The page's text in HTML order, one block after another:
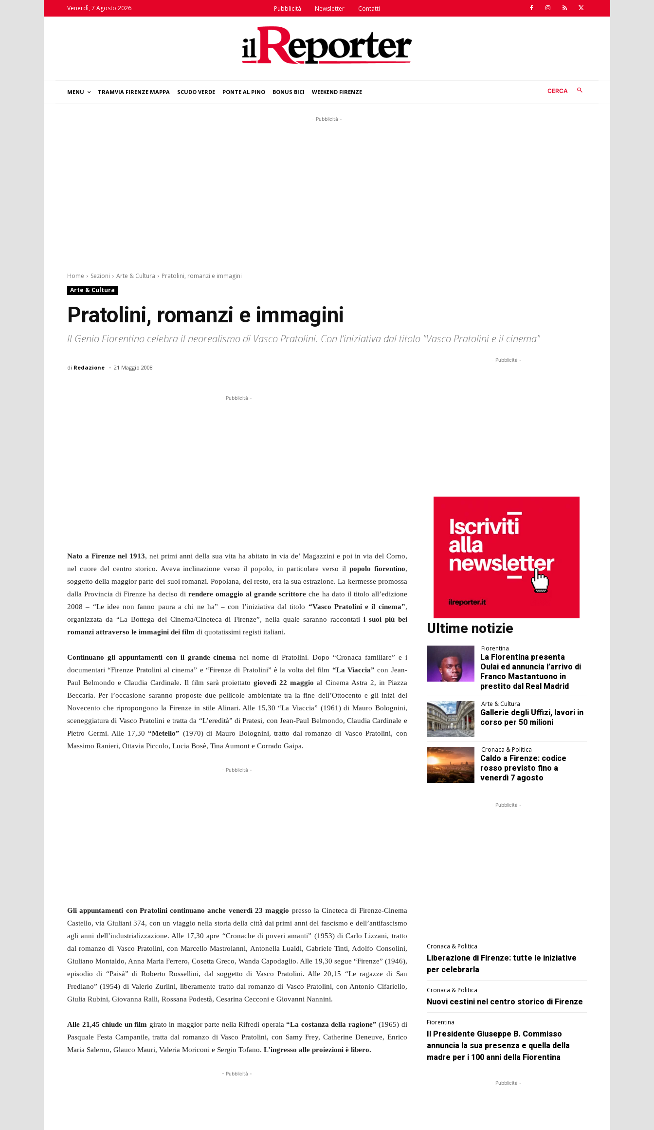
Venerdì, 7 Agosto 2026 Pubblicità Newsletter Contatti
MENU TRAMVIA FIRENZE MAPPA SCUDO VERDE PONTE AL PINO BONUS BICI WEEKEND FIRENZE CERCA
- Pubblicità -
Home Sezioni Arte & Cultura
Pratolini, romanzi e immagini
Arte & Cultura
Pratolini, romanzi e immagini
Il Genio Fiorentino celebra il neorealismo di Vasco Pratolini. Con l’iniziativa dal titolo "Vasco Pratolini e il cinema"
di Redazione - 21 Maggio 2008
- Pubblicità -
Nato a Firenze nel 1913, nei primi anni della sua vita ha abitato in via de’ Magazzini e poi in via del Corno,
nel cuore del centro storico. Aveva inclinazione verso il popolo, in particolare verso il popolo fiorentino,
soggetto della maggior parte dei suoi romanzi. Popolana, del resto, era la sua estrazione. La kermesse promossa
dalla Provincia di Firenze ha deciso direndere omaggio al grande scrittoreche ha dato il titolo all’edizione
2008 – “Le idee non fanno paura a chi ne ha” – con l’iniziativa dal titolo “Vasco Pratolini e il cinema”,
organizzata da “La Bottega del Cinema/Cineteca di Firenze”, nella quale saranno raccontati i suoi più bei
romanzi attraverso le immagini dei film di quotatissimi registi italiani.
Continuano gli appuntamenti con il grande cinema nel nome di Pratolini. Dopo “Cronaca familiare” e i
documentari “Firenze Pratolini al cinema” e “Firenze di Pratolini” è la volta del film “La Viaccia”con Jean-
Paul Belmondo e Claudia Cardinale. Il film sarà proiettatogiovedì 22 maggio al Cinema Astra 2, in Piazza
Beccaria. Per l’occasione saranno proposte due pellicole ambientate tra la fine dell’Ottocento e gli inizi del
Novecento che ripropongono la Firenze in stile Alinari. Alle 15,30 “La Viaccia” (1961) di Mauro Bolognini,
sceneggiatura di Vasco Pratolini e tratta da “L’eredità” di Pratesi, con Jean-Paul Belmondo, Claudia Cardinale e
Pietro Germi. Alle 17,30 “Metello” (1970) di Mauro Bolognini, tratto dal romanzo di Vasco Pratolini, con
Massimo Ranieri, Ottavia Piccolo, Lucia Bosè, Tina Aumont e Corrado Gaipa.
- Pubblicità -
Gli appuntamenti con Pratolini continuano anche venerdì 23 maggio presso la Cineteca di Firenze-Cinema
Castello, via Giuliani 374, con un viaggio nella storia della città dai primi anni del fascismo e dell’antifascismo
agli anni dell’industrializzazione. Alle 17,30 apre “Cronache di poveri amanti” (1953) di Carlo Lizzani, tratto
dal romanzo di Vasco Pratolini, con Marcello Mastroianni, Antonella Lualdi, Gabriele Tinti, Adolfo Consolini,
Giuliano Montaldo, Anna Maria Ferrero, Cosetta Greco, Wanda Capodaglio. Alle 19,30 segue “Firenze” (1946),
episodio di “Paisà” di Roberto Rossellini, dal soggetto di Vasco Pratolini. Alle 20,15 “Le ragazze di San
Frediano” (1954) di Valerio Zurlini, liberamente tratto dal romanzo di Vasco Pratolini, con Antonio Cifariello,
Giulia Rubini, Giovanna Ralli, Rossana Podestà, Cesarina Cecconi e Giovanni Nannini.
Alle 21,45 chiude un film girato in maggior parte nella Rifredi operaia“La costanza della ragione”(1965) di
Pasquale Festa Campanile, tratta dal romanzo di Vasco Pratolini, con Samy Frey, Catherine Deneuve, Enrico
Maria Salerno, Glauco Mauri, Valeria Moriconi e Sergio Tofano. L’ingresso alle proiezioni è libero.
- Pubblicità -
- Pubblicità -
Ultime notizie
Fiorentina
La Fiorentina presenta
Oulai ed annuncia l’arrivo di
Franco Mastantuono in
prestito dal Real Madrid
Arte & Cultura
Gallerie degli Uffizi, lavori in
corso per 50 milioni
Cronaca & Politica
Caldo a Firenze: codice
rosso previsto fino a
venerdì 7 agosto
- Pubblicità -
Cronaca & Politica
Liberazione di Firenze: tutte le iniziative
per celebrarla
Cronaca & Politica
Nuovi cestini nel centro storico di Firenze
Fiorentina
Il Presidente Giuseppe B. Commisso
annuncia la sua presenza e quella della
madre per i 100 anni della Fiorentina
- Pubblicità -